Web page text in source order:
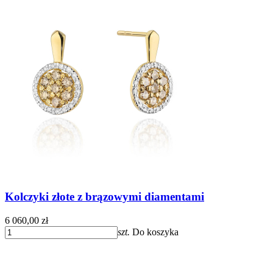
Kolczyki złote z brązowymi diamentami
6 060,00 zł
szt. Do koszyka